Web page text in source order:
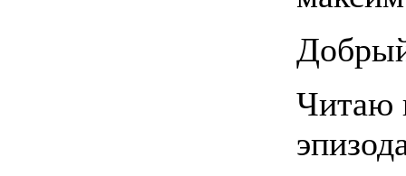
Читаю